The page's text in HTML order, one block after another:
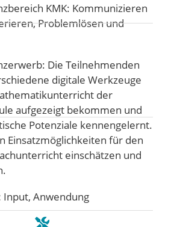
KMK: Kommunizieren
,Problemlösen und
Die Teilnehmenden
digitale Werkzeuge
der
aufgezeigt bekommen und
Potenziale kennengelernt.
Einsatzmöglichkeiten für den
einschätzen und
Anwendung